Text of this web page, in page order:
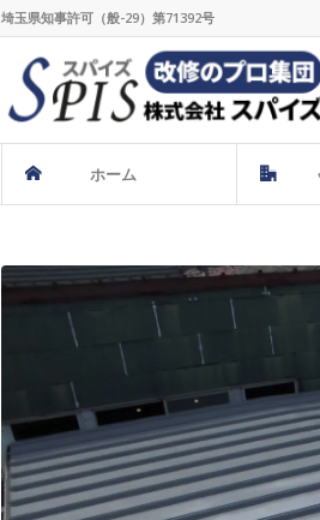
埼玉県知事許可（般-29）第71392号
ホーム